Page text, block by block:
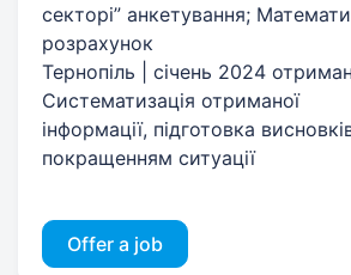
секторі” анкетування;
розрахунок
Тернопіль | січень 2024
Систематизація отриманої
інформації, підготовка
покращенням ситуації
Offer a job